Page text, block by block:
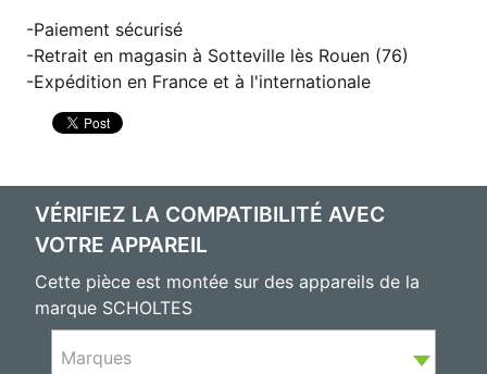
Paiement sécurisé
Retrait en magasin à Sotteville lès Rouen (76)
Expédition en France et à l'internationale
VÉRIFIEZ LA COMPATIBILITÉ AVEC
VOTRE APPAREIL
Cette pièce est montée sur des appareils de la
marque SCHOLTES
Marques